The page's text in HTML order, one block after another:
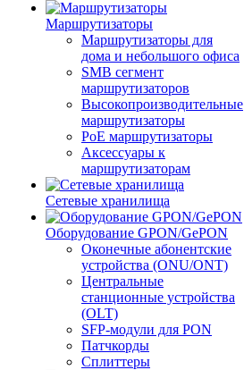
Маршрутизаторы
Маршрутизаторы для
дома и небольшого офиса
SMB сегмент
маршрутизаторов
Высокопроизводительные
маршрутизаторы
PoE маршрутизаторы
Аксессуары к
маршрутизаторам
Сетевые хранилища
Оборудование GPON/GePON
Оконечные абонентские
устройства (ONU/ONT)
Центральные
станционные устройства
(OLT)
SFP-модули для PON
Патчкорды
Сплиттеры